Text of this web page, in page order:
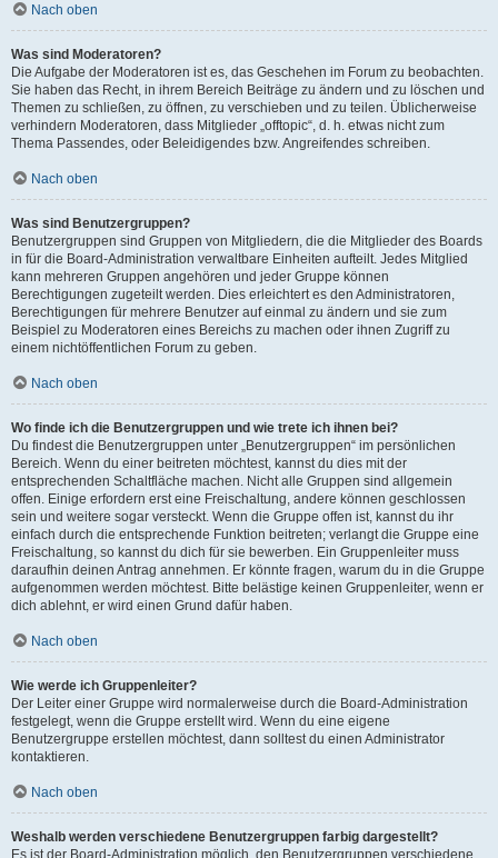
Nach oben
Was sind Moderatoren?
Die Aufgabe der Moderatoren ist es, das Geschehen im Forum zu beobachten.
Sie haben das Recht, in ihrem Bereich Beiträge zu ändern und zu löschen und
Themen zu schließen, zu öffnen, zu verschieben und zu teilen. Üblicherweise
verhindern Moderatoren, dass Mitglieder „offtopic“, d. h. etwas nicht zum
Thema Passendes, oder Beleidigendes bzw. Angreifendes schreiben.
Nach oben
Was sind Benutzergruppen?
Benutzergruppen sind Gruppen von Mitgliedern, die die Mitglieder des Boards
in für die Board-Administration verwaltbare Einheiten aufteilt. Jedes Mitglied
kann mehreren Gruppen angehören und jeder Gruppe können
Berechtigungen zugeteilt werden. Dies erleichtert es den Administratoren,
Berechtigungen für mehrere Benutzer auf einmal zu ändern und sie zum
Beispiel zu Moderatoren eines Bereichs zu machen oder ihnen Zugriff zu
einem nichtöffentlichen Forum zu geben.
Nach oben
Wo finde ich die Benutzergruppen und wie trete ich ihnen bei?
Du findest die Benutzergruppen unter „Benutzergruppen“ im persönlichen
Bereich. Wenn du einer beitreten möchtest, kannst du dies mit der
entsprechenden Schaltfläche machen. Nicht alle Gruppen sind allgemein
offen. Einige erfordern erst eine Freischaltung, andere können geschlossen
sein und weitere sogar versteckt. Wenn die Gruppe offen ist, kannst du ihr
einfach durch die entsprechende Funktion beitreten; verlangt die Gruppe eine
Freischaltung, so kannst du dich für sie bewerben. Ein Gruppenleiter muss
daraufhin deinen Antrag annehmen. Er könnte fragen, warum du in die Gruppe
aufgenommen werden möchtest. Bitte belästige keinen Gruppenleiter, wenn er
dich ablehnt, er wird einen Grund dafür haben.
Nach oben
Wie werde ich Gruppenleiter?
Der Leiter einer Gruppe wird normalerweise durch die Board-Administration
festgelegt, wenn die Gruppe erstellt wird. Wenn du eine eigene
Benutzergruppe erstellen möchtest, dann solltest du einen Administrator
kontaktieren.
Nach oben
Weshalb werden verschiedene Benutzergruppen farbig dargestellt?
Es ist der Board-Administration möglich, den Benutzergruppen verschiedene